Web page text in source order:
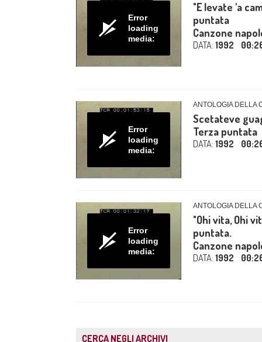
Error
loading
media:
"E levate 'a
puntata
Canzone
DATA: 1992
Error
loading
media:
ANTOLOGIA DELLA
Scetateve
Terza puntata
DATA: 1992
Error
loading
media:
ANTOLOGIA DELLA
"Ohi vita, Ohi
puntata.
Canzone
DATA: 1992
CERCA NEGLI ARCHIVI